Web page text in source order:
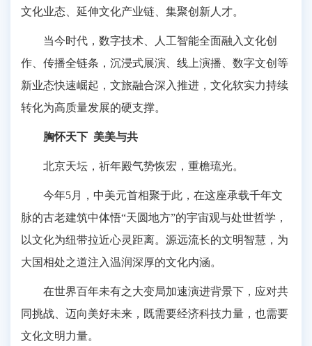
文化业态、延伸文化产业链、集聚创新人才。
当今时代，数字技术、人工智能全面融入文化创
作、传播全链条，沉浸式展演、线上演播、数字文创等
新业态快速崛起，文旅融合深入推进，文化软实力持续
转化为高质量发展的硬支撑。
胸怀天下 美美与共
北京天坛，祈年殿气势恢宏，重檐琉光。
今年5月，中美元首相聚于此，在这座承载千年文
脉的古老建筑中体悟“天圆地方”的宇宙观与处世哲学，
以文化为纽带拉近心灵距离。源远流长的文明智慧，为
大国相处之道注入温润深厚的文化内涵。
在世界百年未有之大变局加速演进背景下，应对共
同挑战、迈向美好未来，既需要经济科技力量，也需要
文化文明力量。